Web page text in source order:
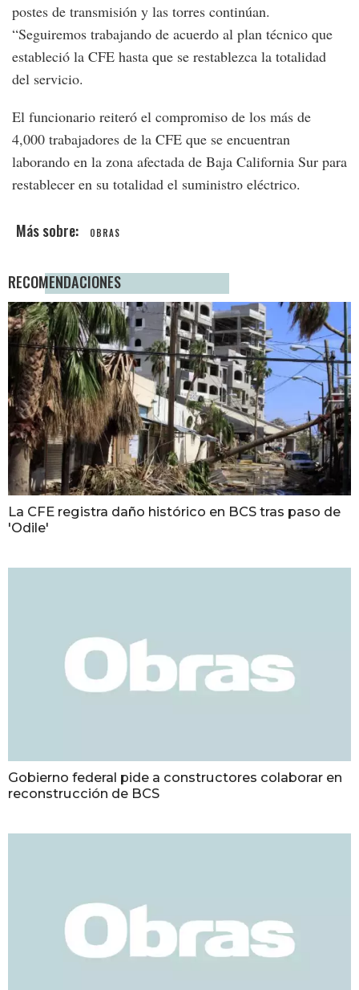
postes de transmisión y las torres continúan.
“Seguiremos trabajando de acuerdo al plan técnico que
estableció la CFE hasta que se restablezca la totalidad
del servicio.
El funcionario reiteró el compromiso de los más de
4,000 trabajadores de la CFE que se encuentran
laborando en la zona afectada de Baja California Sur para
restablecer en su totalidad el suministro eléctrico.
OBRAS
RECOMENDACIONES
La CFE registra daño histórico en BCS tras paso de
'Odile'
Gobierno federal pide a constructores colaborar en
reconstrucción de BCS